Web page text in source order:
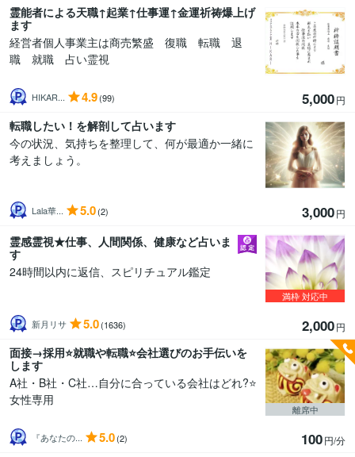
霊能者による天職↑起業↑仕事運↑金運祈祷爆上げ
ます
経営者個人事業主は商売繁盛 復職 転職 退
職 就職 占い霊視
HIKAR... 4.9(99) 5,000円
転職したい！を解剖して占います
今の状況、気持ちを整理して、何が最適か一緒に
考えましょう。
Lala華... 5.0(2) 3,000円
霊感霊視★仕事、人間関係、健康など占いま
す
24時間以内に返信、スピリチュアル鑑定
新月リサ 5.0(1636) 2,000円
満枠対応中
面接→採用⭐就職や転職⭐会社選びのお手伝いを
します
A社・B社・C社…自分に合っている会社はどれ?⭐
女性専用
『あなたの... 5.0(2) 100円/分
離席中